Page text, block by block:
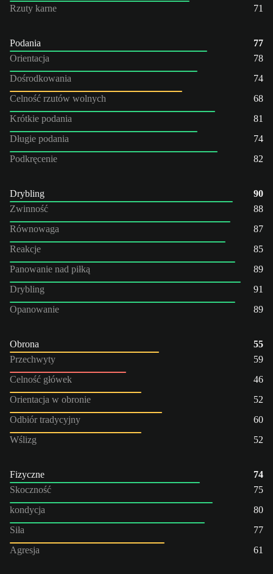
Rzuty karne
71
Podania
77
Orientacja
78
Dośrodkowania
74
Celność rzutów wolnych
68
Krótkie podania
81
Długie podania
74
Podkręcenie
82
Drybling
90
Zwinność
88
Równowaga
87
Reakcje
85
Panowanie nad piłką
89
Drybling
91
Opanowanie
89
Obrona
55
Przechwyty
59
Celność główek
46
Orientacja w obronie
52
Odbiór tradycyjny
60
Wślizg
52
Fizyczne
74
Skoczność
75
kondycja
80
Siła
77
Agresja
61